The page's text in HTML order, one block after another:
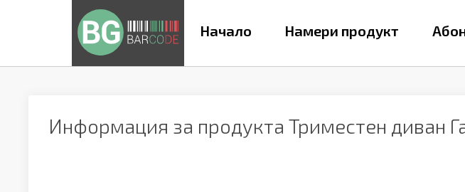
Начало Намери продукт
Информация за продуктаТриместен диван